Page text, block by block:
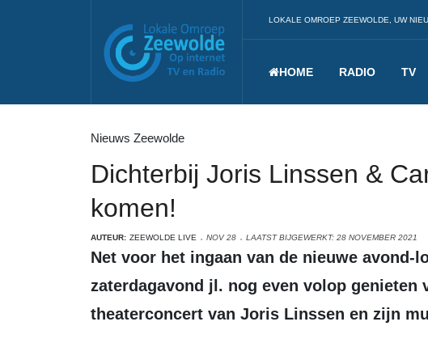
LOKALE OMROEP ZEEWOLDE, UW
HOME RADIO TV
Nieuws Zeewolde
Dichterbij Joris Linssen &
komen!
AUTEUR: ZEEWOLDE LIVE NOV 28 LAATST BIJGEWERKT: 28 NOVEMBER 2021
Net voor het ingaan van de nieuwe avond-lockdown, kon Zeewolde
zaterdagavond jl. nog even volop genieten
theaterconcert van Joris Linssen en zijn